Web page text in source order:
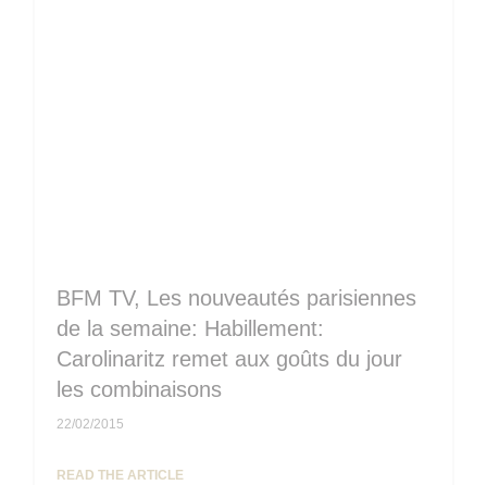
BFM TV, Les nouveautés parisiennes
de la semaine: Habillement:
Carolinaritz remet aux goûts du jour
les combinaisons
22/02/2015
READ THE ARTICLE